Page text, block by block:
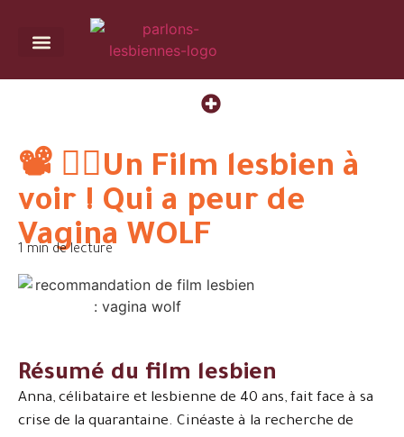
📽 🏳️‍🌈Un Film lesbien à
voir ! Qui a peur de
Vagina WOLF
1 min de lecture
Résumé du film lesbien
Anna, célibataire et lesbienne de 40 ans, fait face à sa
crise de la quarantaine. Cinéaste à la recherche de